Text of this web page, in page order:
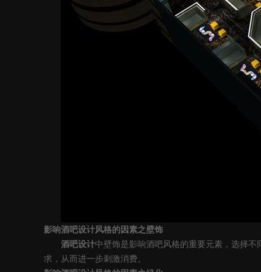
影响酒吧设计风格的因素之壁饰
酒吧设计中壁饰是影响酒吧风格的重要元素，选择
求，从而进一步刺激消费。